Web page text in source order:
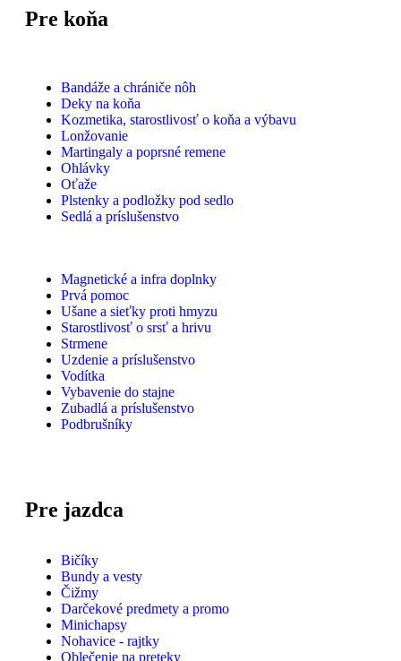
Pre koňa
Bandáže a chrániče nôh
Deky na koňa
Kozmetika, starostlivosť o koňa a výbavu
Lonžovanie
Martingaly a poprsné remene
Ohlávky
Oťaže
Plstenky a podložky pod sedlo
Sedlá a príslušenstvo
Magnetické a infra doplnky
Prvá pomoc
Ušane a sieťky proti hmyzu
Starostlivosť o srsť a hrivu
Strmene
Uzdenie a príslušenstvo
Vodítka
Vybavenie do stajne
Zubadlá a príslušenstvo
Podbrušníky
Pre jazdca
Bičíky
Bundy a vesty
Čižmy
Darčekové predmety a promo
Minichapsy
Nohavice - rajtky
Oblečenie na preteky